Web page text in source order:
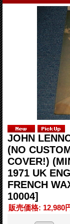
JOHN
(NO
COVER!)
1971 UK
FRENCH
10004]
販売価格: 12,980